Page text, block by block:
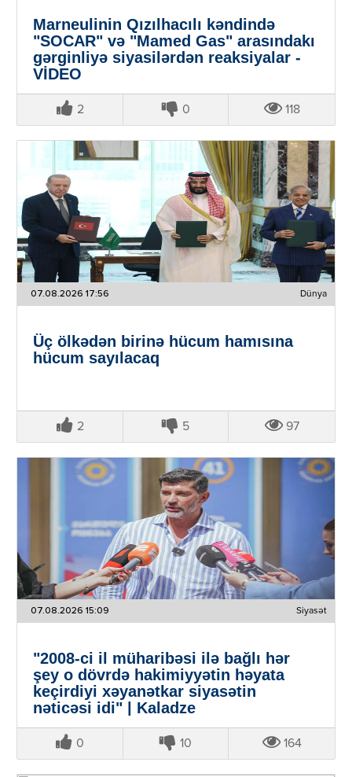
Marneulinin Qızılhacılı kəndində
"SOCAR" və "Mamed Gas" arasındakı
gərginliyə siyasilərdən reaksiyalar -
VİDEO
2 0 118
07.08.2026 17:56 Dünya
Üç ölkədən birinə hücum hamısına
hücum sayılacaq
2 5 97
07.08.2026 15:09 Siyasət
"2008-ci il müharibəsi ilə bağlı hər
şey o dövrdə hakimiyyətin həyata
keçirdiyi xəyanətkar siyasətin
nəticəsi idi" | Kaladze
0 10 164